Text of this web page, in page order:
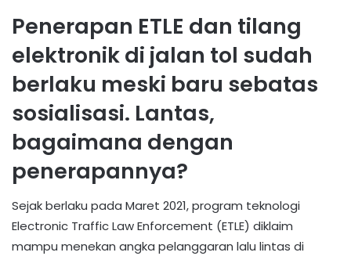
Penerapan ETLE dan tilang
elektronik di jalan tol sudah
berlaku meski baru sebatas
sosialisasi. Lantas,
bagaimana dengan
penerapannya?
Sejak berlaku pada Maret 2021, program teknologi
Electronic Traffic Law Enforcement (ETLE) diklaim
mampu menekan angka pelanggaran lalu lintas di